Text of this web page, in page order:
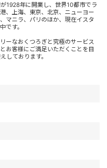
1928年に開業し、世界10都市でラ
、上海、東京、北京、ニューヨー
マニラ、パリのほか、現在イスタ
です。
ーなおくつろぎと究極のサービス
お客様にご満足いただくことを目
しております。